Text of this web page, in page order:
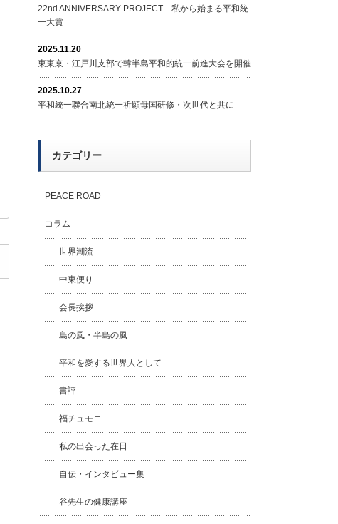
22nd ANNIVERSARY PROJECT 私から始まる平和統
一大賞
2025.11.20
東東京・江戸川支部で韓半島平和的統一前進大会を開催
2025.10.27
平和統一聯合南北統一祈願母国研修・次世代と共に
カテゴリー
PEACE ROAD
コラム
世界潮流
中東便り
会長挨拶
島の風・半島の風
平和を愛する世界人として
書評
福チュモニ
私の出会った在日
自伝・インタビュー集
谷先生の健康講座